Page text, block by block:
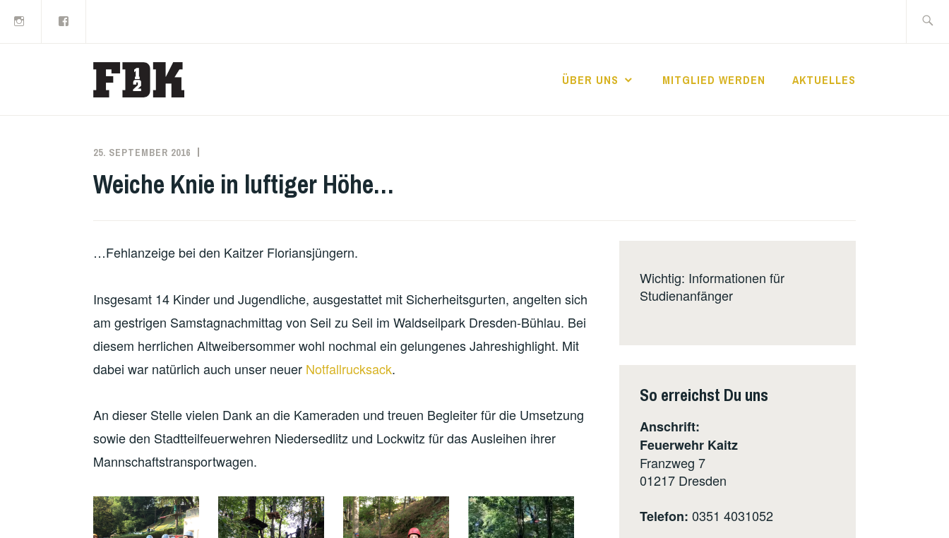
Inhalt
nach:
ÜBER UNS MITGLIED WERDEN AKTUELLES
25. SEPTEMBER 2016
Weiche Knie in luftiger Höhe…
…Fehlanzeige bei den Kaitzer Floriansjüngern.
Insgesamt 14 Kinder und Jugendliche, ausgestattet mit Sicherheitsgurten, angelten sich
am gestrigen Samstagnachmittag von Seil zu Seil im Waldseilpark Dresden-Bühlau. Bei
diesem herrlichen Altweibersommer wohl nochmal ein gelungenes Jahreshighlight. Mit
dabei war natürlich auch unser neuer Notfallrucksack.
An dieser Stelle vielen Dank an die Kameraden und treuen Begleiter für die Umsetzung
sowie den Stadtteilfeuerwehren Niedersedlitz und Lockwitz für das Ausleihen ihrer
Mannschaftstransportwagen.
Wichtig: Informationen für
Studienanfänger
So erreichst Du uns
Anschrift:
Feuerwehr Kaitz
Franzweg 7
01217 Dresden
Telefon: 0351 4031052